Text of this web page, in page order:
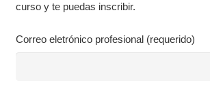
curso y te puedas inscribir.
Correo eletrónico profesional (requerido)